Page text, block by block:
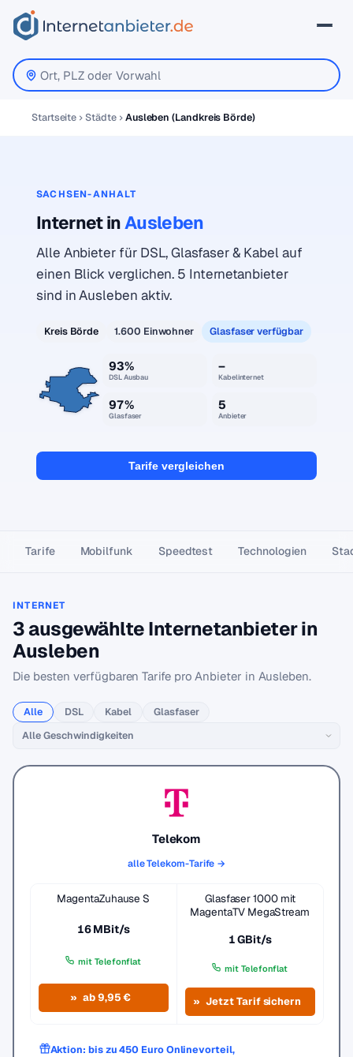
Startseite Städte Ausleben (Landkreis Börde)
SACHSEN-ANHALT
Internet inAusleben
Alle Anbieter für DSL, Glasfaser & Kabel auf
einen Blick verglichen. 5 Internetanbieter
sind in Ausleben aktiv.
Kreis Börde 1.600 Einwohner Glasfaser verfügbar
93%
DSL Ausbau
–
Kabelinternet
97%
Glasfaser
5
Anbieter
Tarife vergleichen
Tarife Mobilfunk Speedtest Technologien
INTERNET
3 ausgewählte Internetanbieter in
Ausleben
Die besten verfügbaren Tarife pro Anbieter in Ausleben.
Alle DSL Kabel Glasfaser
Telekom
alle Telekom-Tarife →
MagentaZuhause S
16 MBit/s
mit Telefonflat
ab 9,95 €
Glasfaser 1000 mit
MagentaTV MegaStream
1 GBit/s
mit Telefonflat
Jetzt Tarif sichern
Aktion: bis zu 450 Euro Onlinevorteil,